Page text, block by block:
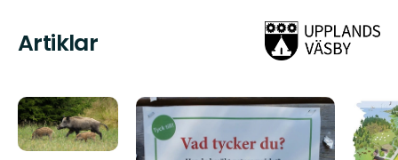
Artiklar